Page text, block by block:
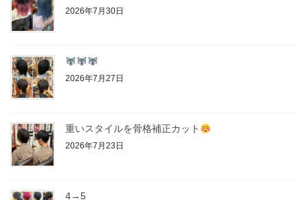
2026年7月30日
2026年7月27日
重いスタイルを骨格補正カット
2026年7月23日
4→5